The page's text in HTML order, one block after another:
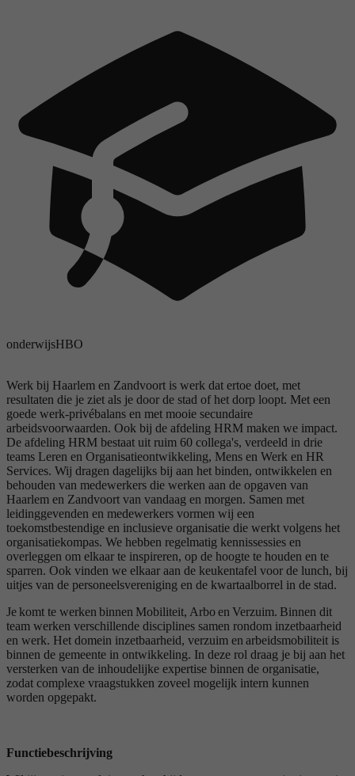
onderwijsHBO
Werk bij Haarlem en Zandvoort is werk dat ertoe doet, met
resultaten die je ziet als je door de stad of het dorp loopt. Met een
goede werk-privébalans en met mooie secundaire
arbeidsvoorwaarden. Ook bij de afdeling HRM maken we impact.
De afdeling HRM bestaat uit ruim 60 collega's, verdeeld in drie
teams Leren en Organisatieontwikkeling, Mens en Werk en HR
Services. Wij dragen dagelijks bij aan het binden, ontwikkelen en
behouden van medewerkers die werken aan de opgaven van
Haarlem en Zandvoort van vandaag en morgen. Samen met
leidinggevenden en medewerkers vormen wij een
toekomstbestendige en inclusieve organisatie die werkt volgens het
organisatiekompas. We hebben regelmatig kennissessies en
overleggen om elkaar te inspireren, op de hoogte te houden en te
sparren. Ook vinden we elkaar aan de keukentafel voor de lunch, bij
uitjes van de personeelsvereniging en de kwartaalborrel in de stad.
Je komt te werken binnen Mobiliteit, Arbo en Verzuim. Binnen dit
team werken verschillende disciplines samen rondom inzetbaarheid
en werk. Het domein inzetbaarheid, verzuim en arbeidsmobiliteit is
binnen de gemeente in ontwikkeling. In deze rol draag je bij aan het
versterken van de inhoudelijke expertise binnen de organisatie,
zodat complexe vraagstukken zoveel mogelijk intern kunnen
worden opgepakt.
Functiebeschrijving